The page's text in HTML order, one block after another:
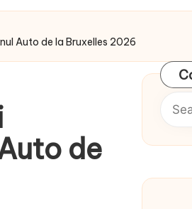
Auto de la Bruxelles 2026
de